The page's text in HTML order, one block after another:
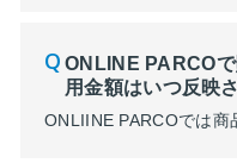
ONLINE PARCO
用金額はいつ反映